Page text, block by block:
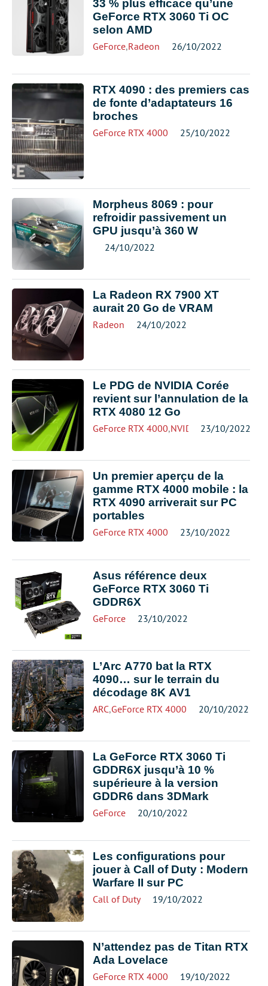
33 % plus efficace qu’une
GeForce RTX 3060 Ti OC
selon AMD
GeForce,Radeon 26/10/2022
RTX 4090 : des premiers cas
de fonte d’adaptateurs 16
broches
GeForce RTX 4000 25/10/2022
Morpheus 8069 : pour
refroidir passivement un
GPU jusqu’à 360 W
24/10/2022
La Radeon RX 7900 XT
aurait 20 Go de VRAM
Radeon 24/10/2022
Le PDG de NVIDIA Corée
revient sur l’annulation de la
RTX 4080 12 Go
GeForce RTX 4000,NVIDIA 23/10/2022
Un premier aperçu de la
gamme RTX 4000 mobile : la
RTX 4090 arriverait sur PC
portables
GeForce RTX 4000 23/10/2022
Asus référence deux
GeForce RTX 3060 Ti
GDDR6X
GeForce 23/10/2022
L’Arc A770 bat la RTX
4090… sur le terrain du
décodage 8K AV1
ARC,GeForce RTX 4000 20/10/2022
La GeForce RTX 3060 Ti
GDDR6X jusqu’à 10 %
supérieure à la version
GDDR6 dans 3DMark
GeForce 20/10/2022
Les configurations pour
jouer à Call of Duty : Modern
Warfare II sur PC
Call of Duty 19/10/2022
N’attendez pas de Titan RTX
Ada Lovelace
GeForce RTX 4000 19/10/2022